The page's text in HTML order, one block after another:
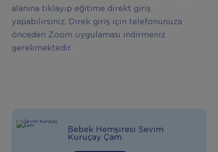
alanına tıklayıp eğitime direkt giriş
yapabilirsiniz. Direk giriş için telefonunuza
önceden Zoom uygulaması indirmeniz
gerekmektedir.
Bebek Hemşiresi Sevim
Kuruçay Çam